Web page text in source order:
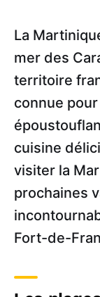
La
mer des
territoire
connue
cuisine
visiter la
prochaines
Fort-de-